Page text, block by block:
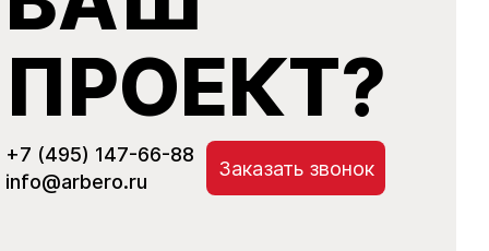
ПРОЕКТ?
+7 (495) 147-66-88
info@arbero.ru
Заказать звонок